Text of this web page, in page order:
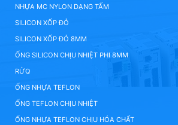
NHỰA MC NYLON DẠNG TẤM
SILICON XỐP ĐỎ
SILICON XỐP ĐỎ 8MM
ỐNG SILICON CHỊU NHIỆT PHI 8MM
RỬQ
ỐNG NHỰA TEFLON
ỐNG TEFLON CHỊU NHIỆT
ỐNG NHỰA TEFLON CHỊU HÓA CHẤT